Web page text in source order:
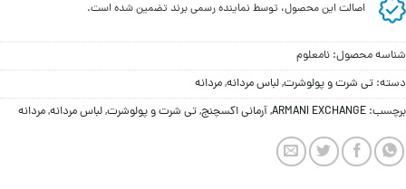
اصالت این محصول، توسط نماینده رسمی برند تضمین شده است.
شناسه محصول: نامعلوم
دسته: تی شرت و پولوشرت,لباس مردانه,مردانه
برچسب: ARMANI EXCHANGE
,آرمانی اکسچنج,تی شرت و پولوشرت,لباس مردانه,مردانه